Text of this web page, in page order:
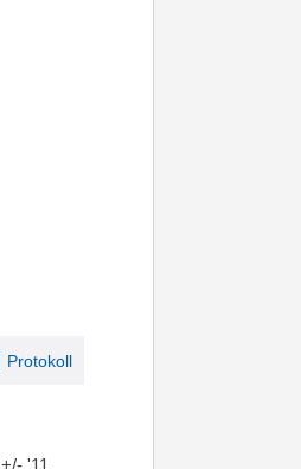
Protokoll
+/- '11